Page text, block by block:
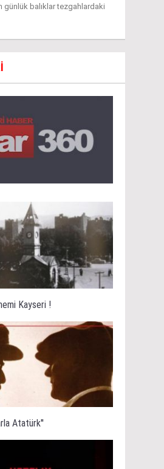
günlük balıklar tezgahlardaki
Kayseri !
Atatürk''